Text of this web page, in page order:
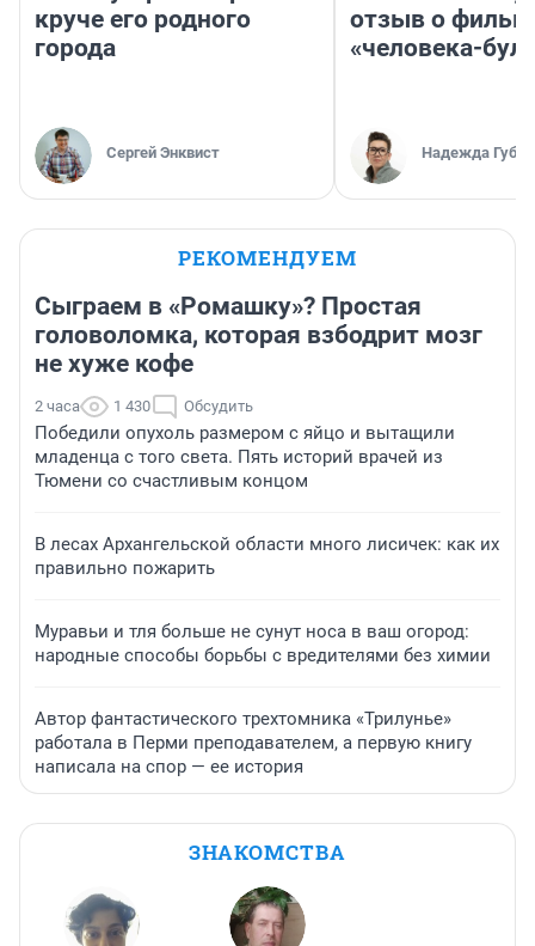
круче его родного
города
Сергей Энквист
отзыв о
«человека-
Надежда
РЕКОМЕНДУЕМ
Сыграем в «Ромашку»? Простая
головоломка, которая взбодрит мозг
не хуже кофе
2 часа 1 430 Обсудить
Победили опухоль размером с яйцо и вытащили
младенца с того света. Пять историй врачей из
Тюмени со счастливым концом
В лесах Архангельской области много лисичек: как их
правильно пожарить
Муравьи и тля больше не сунут носа в ваш огород:
народные способы борьбы с вредителями без химии
Автор фантастического трехтомника «Трилунье»
работала в Перми преподавателем, а первую книгу
написала на спор — ее история
ЗНАКОМСТВА